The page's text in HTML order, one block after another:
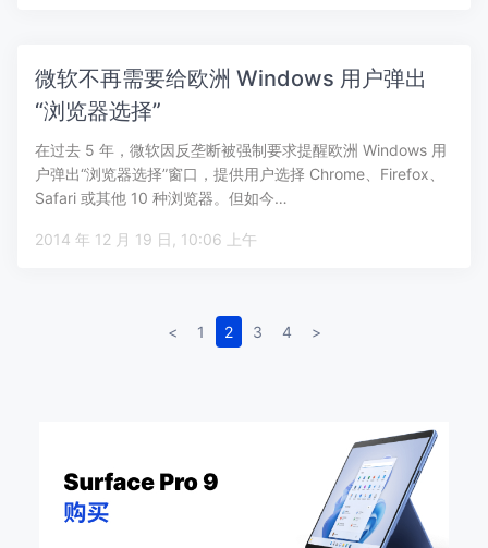
微软不再需要给欧洲 Windows 用户弹出
“浏览器选择”
在过去 5 年，微软因反垄断被强制要求提醒欧洲 Windows 用
户弹出“浏览器选择”窗口，提供用户选择 Chrome、Firefox、
Safari 或其他 10 种浏览器。但如今…
2014 年 12 月 19 日, 10:06 上午
< 1 2 3 4 >